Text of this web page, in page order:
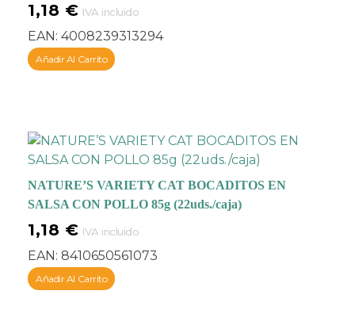
1,18 € IVA incluido
EAN: 4008239313294
Añadir Al Carrito
NATURE’S VARIETY CAT BOCADITOS EN
SALSA CON POLLO 85g (22uds./caja)
1,18 € IVA incluido
EAN: 8410650561073
Añadir Al Carrito